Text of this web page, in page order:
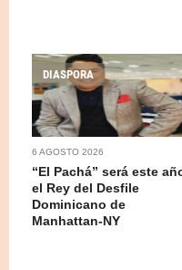
DIASPORA
6 AGOSTO 2026
“El Pachá” será este
el Rey del Desfile
Dominicano de
Manhattan-NY